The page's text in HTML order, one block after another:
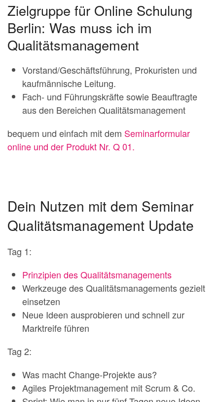
Zielgruppe für Online Schulung
Berlin: Was muss ich im
Qualitätsmanagement
Vorstand/Geschäftsführung, Prokuristen und
kaufmännische Leitung.
Fach- und Führungskräfte sowie Beauftragte
aus den Bereichen Qualitätsmanagement
bequem und einfach mit dem Seminarformular
online und der Produkt Nr. Q 01.
Dein Nutzen mit dem Seminar
Qualitätsmanagement Update
Tag 1:
Prinzipien des Qualitätsmanagements
Werkzeuge des Qualitätsmanagements gezielt
einsetzen
Neue Ideen ausprobieren und schnell zur
Marktreife führen
Tag 2:
Was macht Change-Projekte aus?
Agiles Projektmanagement mit Scrum & Co.